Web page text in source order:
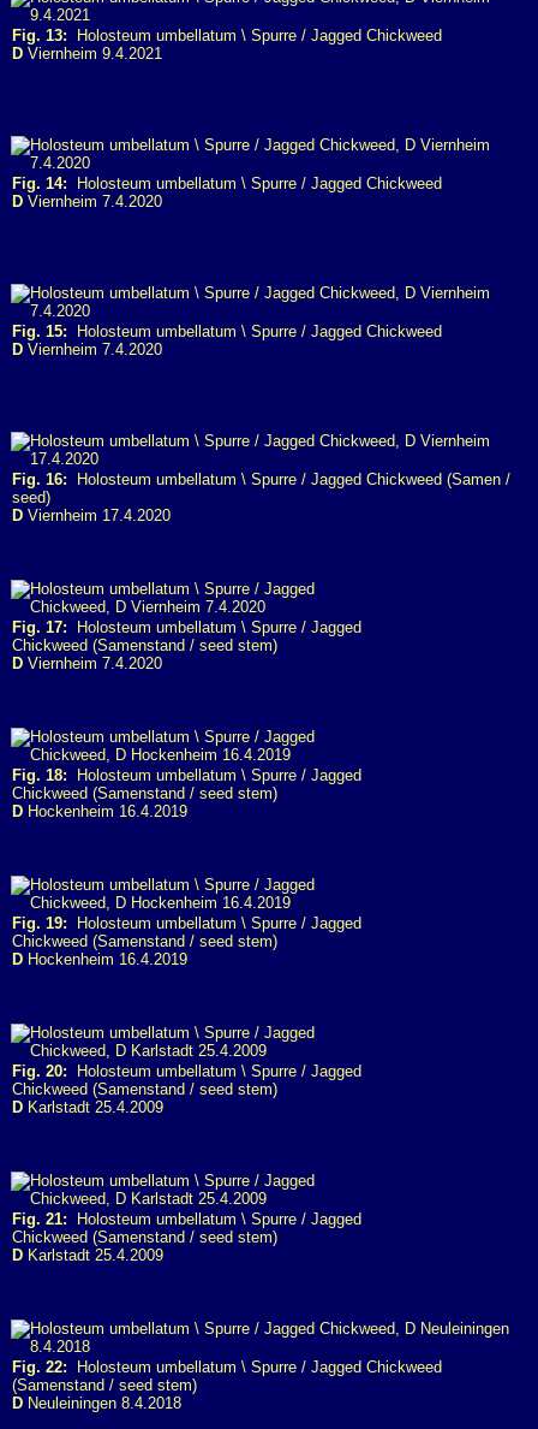
Fig. 13: Holosteum umbellatum \ Spurre / Jagged Chickweed
D Viernheim 9.4.2021
Fig. 14: Holosteum umbellatum \ Spurre / Jagged Chickweed
D Viernheim 7.4.2020
Fig. 15: Holosteum umbellatum \ Spurre / Jagged Chickweed
D Viernheim 7.4.2020
Fig. 16: Holosteum umbellatum \ Spurre / Jagged Chickweed (Samen /
seed)
D Viernheim 17.4.2020
Fig. 17: Holosteum umbellatum \ Spurre / Jagged
Chickweed (Samenstand / seed stem)
D Viernheim 7.4.2020
Fig. 18: Holosteum umbellatum \ Spurre / Jagged
Chickweed (Samenstand / seed stem)
D Hockenheim 16.4.2019
Fig. 19: Holosteum umbellatum \ Spurre / Jagged
Chickweed (Samenstand / seed stem)
D Hockenheim 16.4.2019
Fig. 20: Holosteum umbellatum \ Spurre / Jagged
Chickweed (Samenstand / seed stem)
D Karlstadt 25.4.2009
Fig. 21: Holosteum umbellatum \ Spurre / Jagged
Chickweed (Samenstand / seed stem)
D Karlstadt 25.4.2009
Fig. 22: Holosteum umbellatum \ Spurre / Jagged Chickweed
(Samenstand / seed stem)
D Neuleiningen 8.4.2018